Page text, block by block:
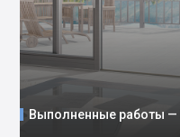
Выполненные работы